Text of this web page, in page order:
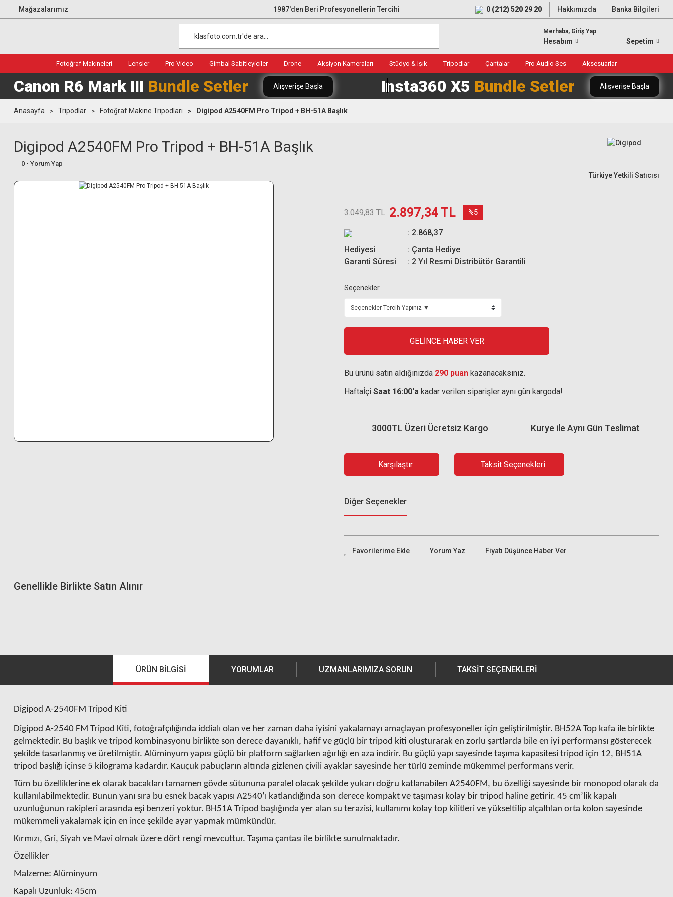
Mağazalarımız 1987'den Beri Profesyonellerin Tercihi 0 (212) 520 29 20 Hakkımızda Banka Bilgileri
Merhaba, Giriş Yap
Hesabım Sepetim
Fotoğraf Makineleri Lensler Pro Video Gimbal Sabitleyiciler Drone Aksiyon Kameraları Stüdyo & Işık Tripodlar Çantalar Pro Audio Ses Aksesuarlar
Canon R6 Mark III Bundle Setler Alışverişe Başla Insta360 X5 Bundle Setler Alışverişe Başla
Anasayfa Tripodlar Fotoğraf Makine Tripodları Digipod A2540FM Pro Tripod + BH-51A Başlık
Digipod A2540FM Pro Tripod + BH-51A Başlık
0 - Yorum Yap
Türkiye Yetkili Satıcısı
3.049,83 TL 2.897,34 TL %5
2.868,37
Hediyesi
Çanta Hediye
Garanti Süresi
2 Yıl Resmi Distribütör Garantili
Seçenekler
GELİNCE HABER VER
Bu ürünü satın aldığınızda 290 puan kazanacaksınız.
Haftaİçi Saat 16:00'a kadar verilen siparişler aynı gün kargoda!
Kurye ile Aynı Gün Teslimat
3000TL Üzeri Ücretsiz Kargo
Karşılaştır Taksit Seçenekleri
Diğer Seçenekler
Yorum Yaz Fiyatı Düşünce Haber Ver
Genellikle Birlikte Satın Alınır
Digipod TR 662AN Tripod
1.649,00 TL 1.999,00 TL
ÜRÜN BILGISI YORUMLAR UZMANLARIMIZA SORUN TAKSIT SEÇENEKLERI
Digipod A-2540FM Tripod Kiti
Digipod A-2540 FM Tripod Kiti, fotoğrafçılığında iddialı olan ve her zaman daha iyisini yakalamayı amaçlayan profesyoneller için geliştirilmiştir. BH52A Top kafa ile birlikte
gelmektedir. Bu başlık ve tripod kombinasyonu birlikte son derece dayanıklı, hafif ve güçlü bir tripod kiti oluşturarak en zorlu şartlarda bile en iyi performansı gösterecek
şekilde tasarlanmış ve üretilmiştir. Alüminyum yapısı güçlü bir platform sağlarken ağırlığı en aza indirir. Bu güçlü yapı sayesinde taşıma kapasitesi tripod için 12, BH51A
tripod başlığı içinse 5 kilograma kadardır. Kauçuk pabuçların altında gizlenen çivili ayaklar sayesinde her türlü zeminde mükemmel performans verir.
Tüm bu özelliklerine ek olarak bacakları tamamen gövde sütununa paralel olacak şekilde yukarı doğru katlanabilen A2540FM, bu özelliği sayesinde bir monopod olarak da
kullanılabilmektedir. Bunun yanı sıra bu esnek bacak yapısı A2540’ı katlandığında son derece kompakt ve taşıması kolay bir tripod haline getirir. 45 cm’lik kapalı
uzunluğunun rakipleri arasında eşi benzeri yoktur. BH51A Tripod başlığında yer alan su terazisi, kullanımı kolay top kilitleri ve yükseltilip alçaltılan orta kolon sayesinde
mükemmeli yakalamak için en ince şekilde ayar yapmak mümkündür.
Kırmızı, Gri, Siyah ve Mavi olmak üzere dört rengi mevcuttur. Taşıma çantası ile birlikte sunulmaktadır.
Özellikler
Malzeme: Alüminyum
Kapalı Uzunluk: 45cm